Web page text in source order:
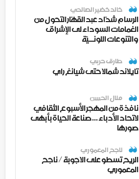
خالد خضير الصالحي
الرسام شدّاد عبد القهّار التحول من
الغمامات السوداء لى الإشراق
والتنوعات اللونــيّة
طارق حربي
تايلاند شمالا حتى شيانغ راي
منال الحسن
نافذة من المهجر الأسبوع الثقافي
لاتحاد الأدباء ... صناعة الحياة بأبهى
صورها
ناجح المعموري
الريح تسطو على الاجوبة / ناجح
المعموري